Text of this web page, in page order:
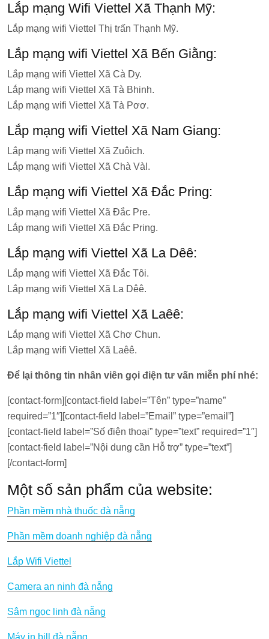
Lắp mạng Wifi Viettel Xã Thạnh Mỹ:
Lắp mạng wifi Viettel Thị trấn Thạnh Mỹ.
Lắp mạng wifi Viettel Xã Bến Giằng:
Lắp mạng wifi Viettel Xã Cà Dy.
Lắp mạng wifi Viettel Xã Tà Bhinh.
Lắp mạng wifi Viettel Xã Tà Pơơ.
Lắp mạng wifi Viettel Xã Nam Giang:
Lắp mạng wifi Viettel Xã Zuôich.
Lắp mạng wifi Viettel Xã Chà Vàl.
Lắp mạng wifi Viettel Xã Đắc Pring:
Lắp mạng wifi Viettel Xã Đắc Pre.
Lắp mạng wifi Viettel Xã Đắc Pring.
Lắp mạng wifi Viettel Xã La Dêê:
Lắp mạng wifi Viettel Xã Đắc Tôi.
Lắp mạng wifi Viettel Xã La Dêê.
Lắp mạng wifi Viettel Xã Laêê:
Lắp mạng wifi Viettel Xã Chơ Chun.
Lắp mạng wifi Viettel Xã Laêê.
Để lại thông tin nhân viên gọi điện tư vấn miễn phí nhé:
[contact-form][contact-field label=”Tên” type=”name”
required=”1″][contact-field label=”Email” type=”email”]
[contact-field label=”Số điện thoại” type=”text” required=”1″]
[contact-field label=”Nội dung cần Hỗ trợ” type=”text”]
[/contact-form]
Một số sản phẩm của website:
Phần mềm nhà thuốc đà nẵng
Phần mềm doanh nghiệp đà nẵng
Lắp Wifi Viettel
Camera an ninh đà nẵng
Sâm ngọc linh đà nẵng